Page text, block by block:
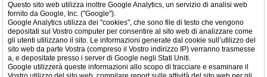
Questo sito web utilizza inoltre Google Analytics, un servizio di analisi web
fornito da Google, Inc. ("Google").
Google Analytics utilizza dei "cookies", che sono file di testo che vengono
depositati sul Vostro computer per consentire al sito web di analizzare come
gli utenti utilizzano il sito. Le informazioni generate dal cookie sull’utilizzo del
sito web da parte Vostra (compreso il Vostro indirizzo IP) verranno trasmesse
a, e depositate presso i server di Google negli Stati Uniti.
Google utilizzerà queste informazioni allo scopo di tracciare e esaminare il